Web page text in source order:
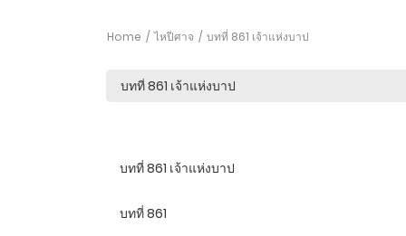
Home ไหปีศาจ บทที่ 861 เจ้าแห่งบาป
บทที่ 861 เจ้าแห่งบาป
บทที่ 861